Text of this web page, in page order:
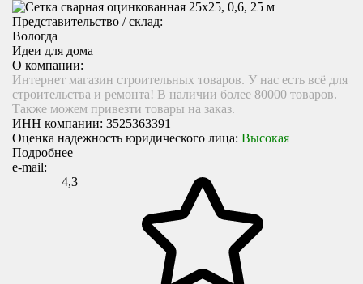
Представительство / склад:
Вологда
Идеи для дома
О компании:
Интернет магазин строительных товаров. У нас есть всё для
строительства и ремонта! В наличии более 80000 товаров.
Также можем привезти товары на заказ.
ИНН компании: 3525363391
Оценка надежность юридического лица: Высокая
Подробнее
e-mail:
4,3